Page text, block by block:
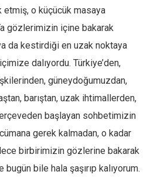
o küçücük masaya
gözlerimizin içine bakarak
da kestirdiği en uzak noktaya
dalıyordu. Türkiye’den,
güneydoğumuzdan,
barıştan, uzak ihtimallerden,
başlayan sohbetimizin
gerek kalmadan, o kadar
birbirimizin gözlerine bakarak
bile hala şaşırıp kalıyorum.